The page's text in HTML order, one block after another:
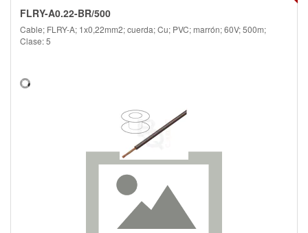
FLRY-A0.22-BR/500
Cable; FLRY-A; 1x0,22mm2; cuerda; Cu; PVC; marrón; 60V; 500m;
Clase: 5